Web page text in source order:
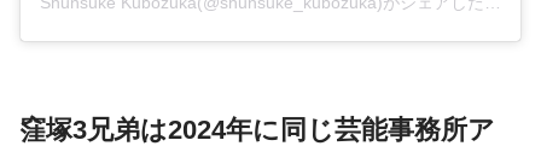
窪塚3兄弟は2024年に同じ芸能事務所ア